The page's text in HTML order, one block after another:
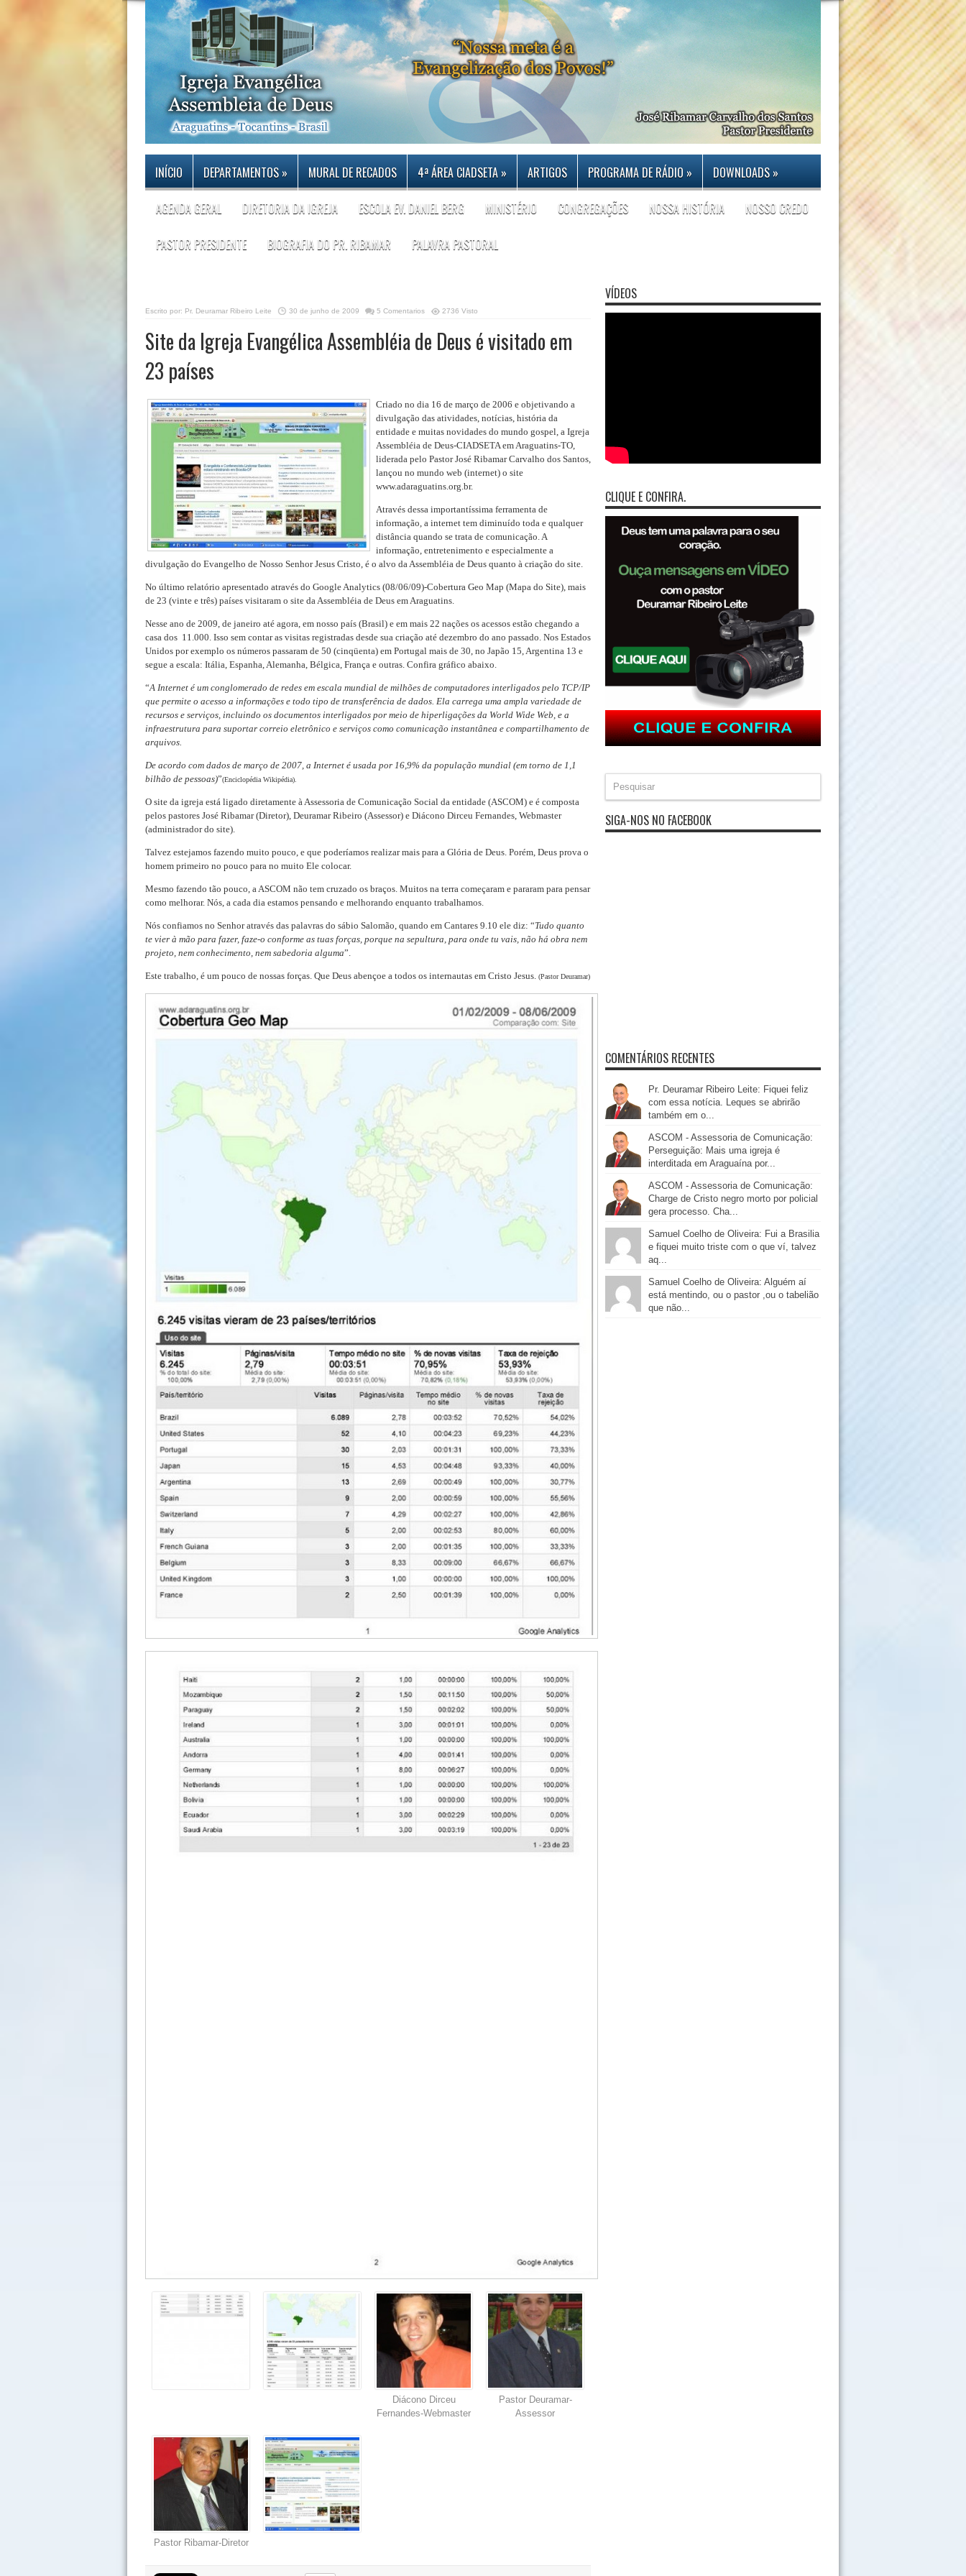
INÍCIO DEPARTAMENTOS» MURAL DE RECADOS 4ª ÁREA CIADSETA» ARTIGOS PROGRAMA DE RÁDIO» DOWNLOADS»
AGENDA GERAL DIRETORIA DA IGREJA ESCOLA EV. DANIEL BERG MINISTÉRIO CONGREGAÇÕES NOSSA HISTÓRIA NOSSO CREDO
PASTOR PRESIDENTE BIOGRAFIA DO PR. RIBAMAR PALAVRA PASTORAL
Escrito por: Pr. Deuramar Ribeiro Leite 30 de junho de 2009 5 Comentarios 2736 Visto
Site da Igreja Evangélica Assembléia de Deus é visitado em
23 países
Criado no dia 16 de março de 2006 e objetivando a
divulgação das atividades, notícias, história da
entidade e muitas novidades do mundo gospel, a Igreja
Assembléia de Deus-CIADSETA em Araguatins-TO,
liderada pelo Pastor José Ribamar Carvalho dos Santos,
lançou no mundo web (internet) o site
www.adaraguatins.org.br.
Através dessa importantíssima ferramenta de
informação, a internet tem diminuído toda e qualquer
distância quando se trata de comunicação. A
informação, entretenimento e especialmente a
divulgação do Evangelho de Nosso Senhor Jesus Cristo, é o alvo da Assembléia de Deus quanto à criação do site.
No último relatório apresentado através do Google Analytics (08/06/09)-Cobertura Geo Map (Mapa do Site), mais
de 23 (vinte e três) países visitaram o site da Assembléia de Deus em Araguatins.
Nesse ano de 2009, de janeiro até agora, em nosso país (Brasil) e em mais 22 nações os acessos estão chegando a
casa dos 11.000. Isso sem contar as visitas registradas desde sua criação até dezembro do ano passado. Nos Estados
Unidos por exemplo os números passaram de 50 (cinqüenta) em Portugal mais de 30, no Japão 15, Argentina 13 e
segue a escala: Itália, Espanha, Alemanha, Bélgica, França e outras. Confira gráfico abaixo.
“A Internet é um conglomerado de redes em escala mundial de milhões de computadores interligados pelo TCP/IP
que permite o acesso a informações e todo tipo de transferência de dados. Ela carrega uma ampla variedade de
recursos e serviços, incluindo os documentos interligados por meio de hiperligações da World Wide Web, e a
infraestrutura para suportar correio eletrônico e serviços como comunicação instantânea e compartilhamento de
arquivos.
De acordo com dados de março de 2007, a Internet é usada por 16,9% da população mundial (em torno de 1,1
bilhão de pessoas)”(Enciclopédia Wikipédia).
O site da igreja está ligado diretamente à Assessoria de Comunicação Social da entidade (ASCOM) e é composta
pelos pastores José Ribamar (Diretor), Deuramar Ribeiro (Assessor) e Diácono Dirceu Fernandes, Webmaster
(administrador do site).
Talvez estejamos fazendo muito pouco, e que poderíamos realizar mais para a Glória de Deus. Porém, Deus prova o
homem primeiro no pouco para no muito Ele colocar.
Mesmo fazendo tão pouco, a ASCOM não tem cruzado os braços. Muitos na terra começaram e pararam para pensar
como melhorar. Nós, a cada dia estamos pensando e melhorando enquanto trabalhamos.
Nós confiamos no Senhor através das palavras do sábio Salomão, quando em Cantares 9.10 ele diz: “Tudo quanto
te vier à mão para fazer, faze-o conforme as tuas forças, porque na sepultura, para onde tu vais, não há obra nem
projeto, nem conhecimento, nem sabedoria alguma”.
Este trabalho, é um pouco de nossas forças. Que Deus abençoe a todos os internautas em Cristo Jesus. (Pastor Deuramar)
Diácono Dirceu
Fernandes-Webmaster
Pastor Deuramar-
Assessor
Pastor Ribamar-Diretor
VÍDEOS
CLIQUE E CONFIRA.
SIGA-NOS NO FACEBOOK
COMENTÁRIOS RECENTES
Pr. Deuramar Ribeiro Leite: Fiquei feliz
com essa notícia. Leques se abrirão
também em o...
ASCOM - Assessoria de Comunicação:
Perseguição: Mais uma igreja é
interditada em Araguaína por...
ASCOM - Assessoria de Comunicação:
Charge de Cristo negro morto por policial
gera processo. Cha...
Samuel Coelho de Oliveira: Fui a Brasilia
e fiquei muito triste com o que ví, talvez
aq...
Samuel Coelho de Oliveira: Alguém aí
está mentindo, ou o pastor ,ou o tabelião
que não...